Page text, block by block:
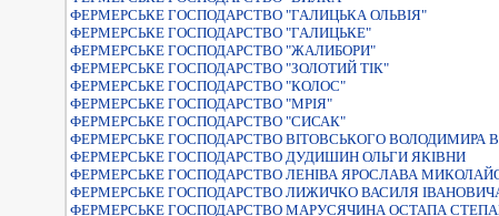
ФЕРМЕРСЬКЕ ГОСПОДАРСТВО "ГАЛИЦЬКА ОЛЬВIЯ"
ФЕРМЕРСЬКЕ ГОСПОДАРСТВО "ГАЛИЦЬКЕ"
ФЕРМЕРСЬКЕ ГОСПОДАРСТВО "ЖАЛИБОРИ"
ФЕРМЕРСЬКЕ ГОСПОДАРСТВО "ЗОЛОТИЙ ТІК"
ФЕРМЕРСЬКЕ ГОСПОДАРСТВО "КОЛОС"
ФЕРМЕРСЬКЕ ГОСПОДАРСТВО "МРІЯ"
ФЕРМЕРСЬКЕ ГОСПОДАРСТВО "СИСАК"
ФЕРМЕРСЬКЕ ГОСПОДАРСТВО ВIТОВСЬКОГО ВОЛОДИМИРА
ФЕРМЕРСЬКЕ ГОСПОДАРСТВО ДУДИШИН ОЛЬГИ ЯКIВНИ
ФЕРМЕРСЬКЕ ГОСПОДАРСТВО ЛЕНIВА ЯРОСЛАВА
ФЕРМЕРСЬКЕ ГОСПОДАРСТВО ЛИЖИЧКО ВАСИЛЯ
ФЕРМЕРСЬКЕ ГОСПОДАРСТВО МАРУСЯЧИНА ОСТАПА